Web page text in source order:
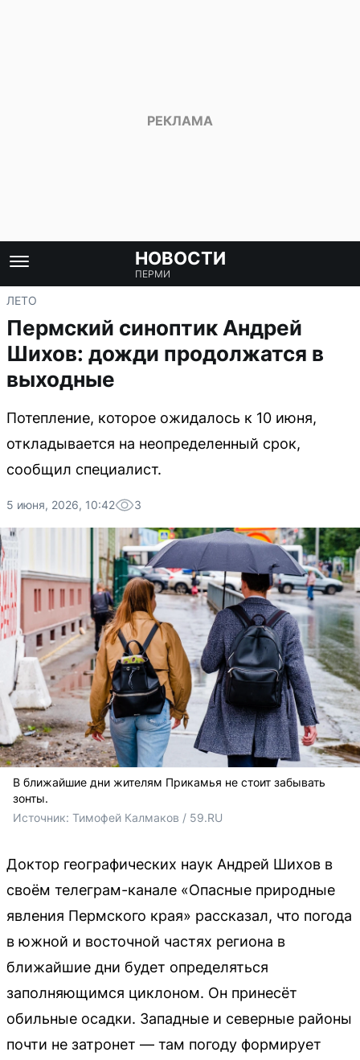
НОВОСТИ
ПЕРМИ
ЛЕТО
Пермский синоптик Андрей
Шихов: дожди продолжатся в
выходные
Потепление, которое ожидалось к 10 июня,
откладывается на неопределенный срок,
сообщил специалист.
5 июня, 2026, 10:42 3
В ближайшие дни жителям Прикамья не стоит забывать
зонты.
Источник: Тимофей Калмаков / 59.RU
Доктор географических наук Андрей Шихов в
своём телеграм-канале «Опасные природные
явления Пермского края» рассказал, что погода
в южной и восточной частях региона в
ближайшие дни будет определяться
заполняющимся циклоном. Он принесёт
обильные осадки. Западные и северные районы
почти не затронет — там погоду формирует